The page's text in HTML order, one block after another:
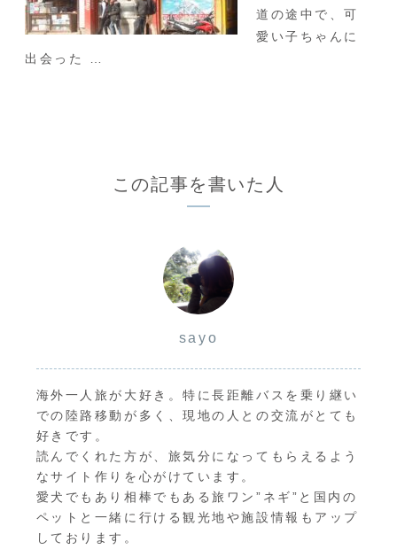
道の途中で、可
愛い子ちゃんに
出会った …
この記事を書いた人
sayo
海外一人旅が大好き。特に長距離バスを乗り継い
での陸路移動が多く、現地の人との交流がとても
好きです。
読んでくれた方が、旅気分になってもらえるよう
なサイト作りを心がけています。
愛犬でもあり相棒でもある旅ワン”ネギ”と国内の
ペットと一緒に行ける観光地や施設情報もアップ
しております。